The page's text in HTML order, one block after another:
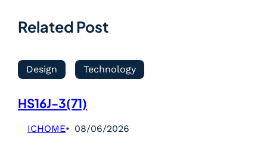
Related Post
Design Technology
HS16J-3(71)
ICHOME 08/06/2026